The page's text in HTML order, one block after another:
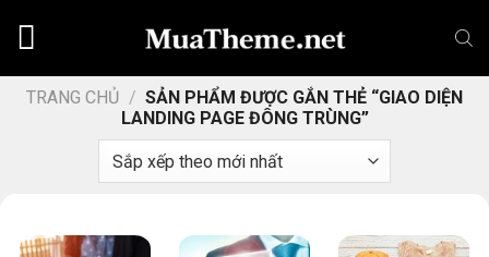
dungTRANG CHỦ / SẢN PHẨM ĐƯỢC GẮN THẺ “GIAO DIỆN
LANDING PAGE ĐÔNG TRÙNG”